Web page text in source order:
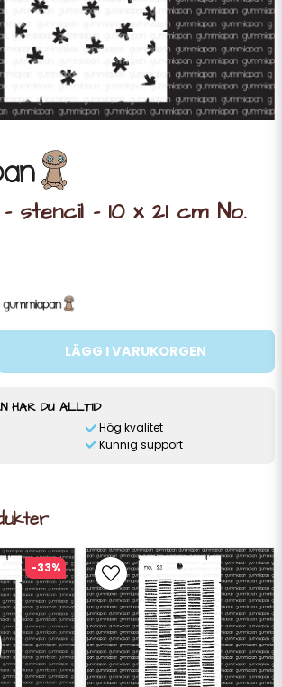
- stencil - 10 x 21 cm No.
LÄGG I VARUKORGEN
HAR DU ALLTID
Hög kvalitet
Kunnig support
-33%